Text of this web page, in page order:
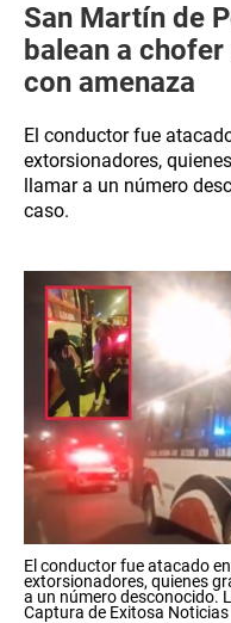
San Martín de
balean a
con amenaza
El conductor fue
extorsionadores,
llamar a un número
caso.
El conductor fue atacado
extorsionadores, quienes
a un número desconocido.
Captura de Exitosa Noticias